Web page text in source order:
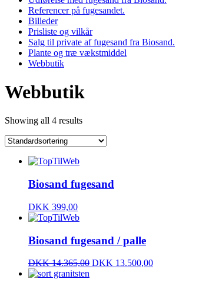
Referencer på fugesandet.
Billeder
Prisliste og vilkår
Salg til private af fugesand fra Biosand.
Plante og træ vækstmiddel
Webbutik
Webbutik
Showing all 4 results
Biosand fugesand
DKK 399,00
Biosand fugesand / palle
DKK14.365,00 DKK 13.500,00